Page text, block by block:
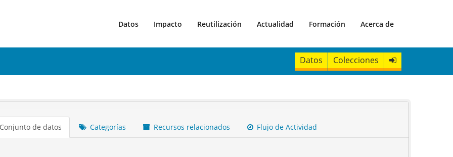
Datos Impacto Reutilización Actualidad Formación Acerca de
Datos Colecciones
de datos Categorías Recursos relacionados Flujo de Actividad